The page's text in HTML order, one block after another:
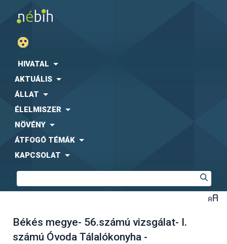
HIVATAL
AKTUÁLIS
ÁLLAT
ÉLELMISZER
NÖVÉNY
ÁTFOGÓ TÉMÁK
KAPCSOLAT
Békés megye- 56.számú vizsgálat- I.
számú Óvoda Tálalókonyha -